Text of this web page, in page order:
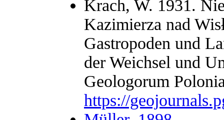
Krach, W. 1931.
Kazimierza nad
Gastropoden und
der Weichsel und
Geologorum
https://